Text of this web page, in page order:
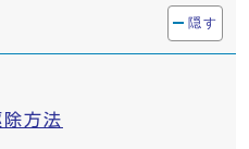
隠す
方法